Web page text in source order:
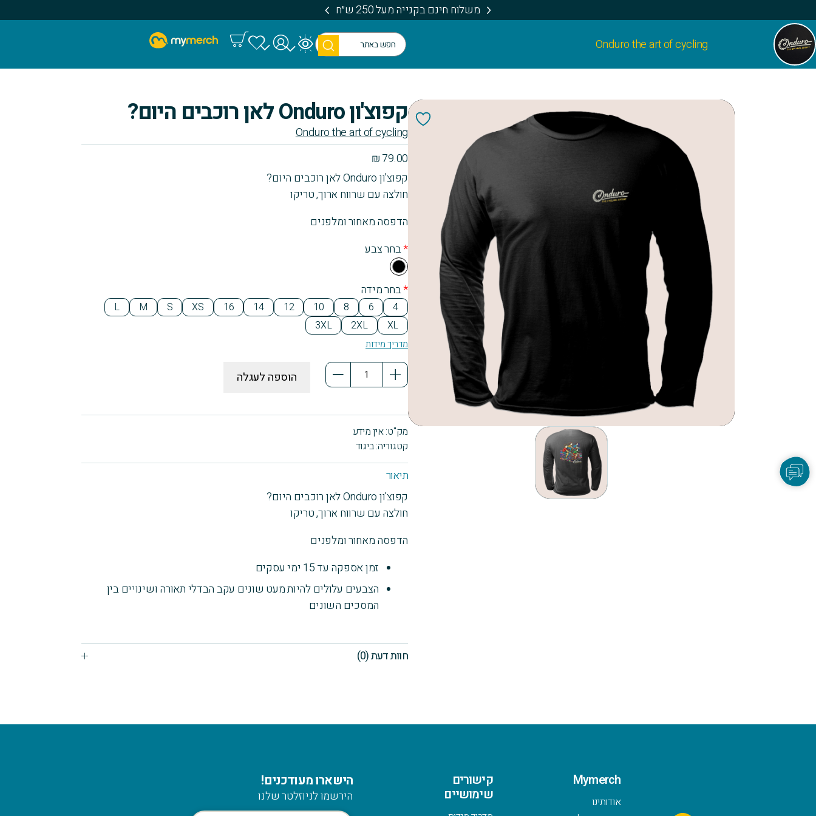
משלוח חינם בקנייה מעל 250 ש״ח
Onduro the art of cycling
חיפו
ש
קפוצ'ון Onduro לאן רוכבים היום?
Onduro the art of cycling
₪79.00
קפוצ'ון Onduro לאן רוכבים היום?
חולצה עם שרווח ארוך, טריקו
הדפסה מאחור ומלפנים
*בחר צבע
Bla
ck
*בחר מידה
4
6
8
10
12
14
16
XS
S
M
L
XL
2XL
3XL
מדריך מידות
כמות
של
Onduro
לאן
רוכבים
היום?
הוספה לעגלה
תיאור
קפוצ'ון Onduro לאן רוכבים היום?
חולצה עם שרווח ארוך, טריקו
הדפסה מאחור ומלפנים
זמן אספקה עד 15 ימי עסקים
הצבעים עלולים להיות מעט שונים עקב הבדלי תאורה ושינויים בין
המסכים השונים
חוות דעת (0)
מק"ט:אין מידע
קטגוריה:ביגוד
Mymerch
אודותינו
קישורים
שימושיים
הישארו מעודכנים!
הירשמו לניוזלטר שלנו